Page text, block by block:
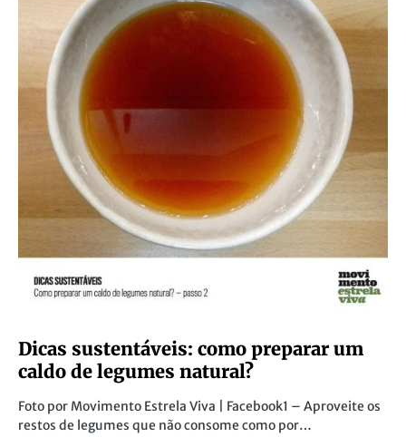
Dicas sustentáveis: como preparar um
caldo de legumes natural?
Foto por Movimento Estrela Viva | Facebook1 – Aproveite os
restos de legumes que não consome como por…